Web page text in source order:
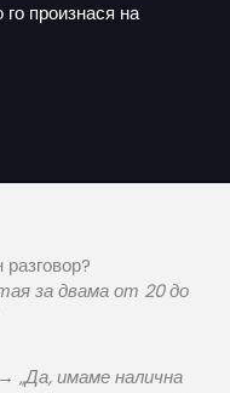
произнася на
за двама от 20 до
„Да, имаме налична